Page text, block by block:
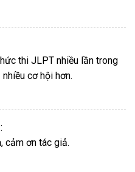
thi JLPT nhiều lần trong
cơ hội hơn.
cảm ơn tác giả.